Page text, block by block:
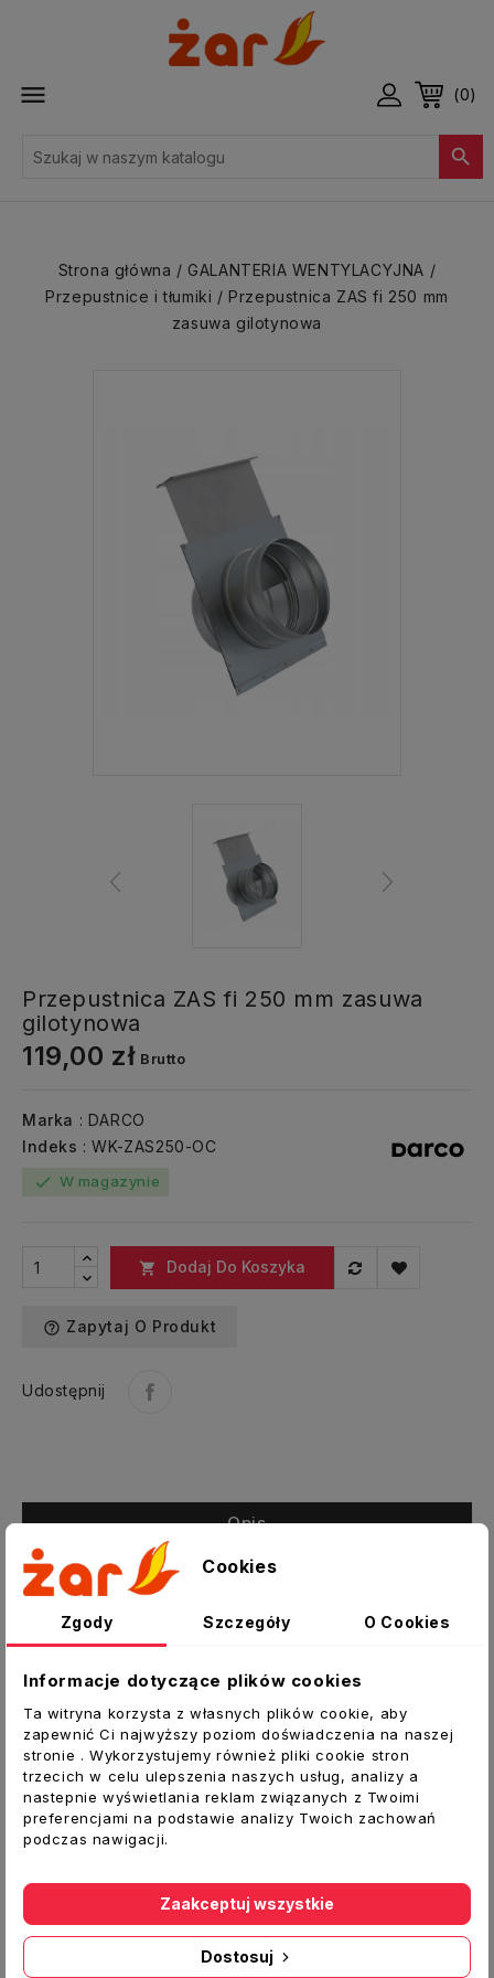
 (0)

Strona główna
GALANTERIA WENTYLACYJNA
Przepustnice i tłumiki
Przepustnica ZAS fi 250 mm
zasuwa gilotynowa
Przepustnica ZAS fi 250 mm zasuwa
gilotynowa
119,00 zł Brutto
Marka : DARCO
Indeks : WK-ZAS250-OC
check W magazynie
 Dodaj Do Koszyka
help_outline Zapytaj O Produkt
Udostępnij
Opis
Szczegóły produktu
Zasuwa gilotynowa pozwala na zamknięcie
nieużywanej odnogi systemu.
Dane techniczne:
Typ: Zasuwa gilotynowa
Średnica spiro [mm]:250
Średnica [mm]:
DARCO
Cookies
Zgody Szczegóły O Cookies
Informacje dotyczące plików cookies
Ta witryna korzysta z własnych plików cookie, aby
zapewnić Ci najwyższy poziom doświadczenia na naszej
stronie . Wykorzystujemy również pliki cookie stron
trzecich w celu ulepszenia naszych usług, analizy a
nastepnie wyświetlania reklam związanych z Twoimi
preferencjami na podstawie analizy Twoich zachowań
podczas nawigacji.
Dostosuj
Zaakceptuj wszystkie